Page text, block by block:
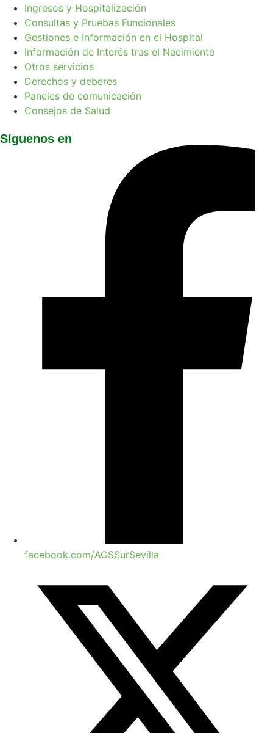
Ingresos y Hospitalización
Consultas y Pruebas Funcionales
Gestiones e Información en el Hospital
Información de Interés tras el Nacimiento
Otros servicios
Derechos y deberes
Paneles de comunicación
Consejos de Salud
Síguenos en
facebook.com/AGSSurSevilla